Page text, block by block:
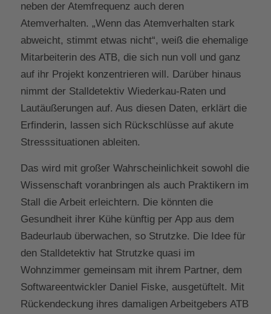
neben der Atemfrequenz auch deren
Atemverhalten. „Wenn das Atemverhalten stark
abweicht, stimmt etwas nicht“, weiß die ehemalige
Mitarbeiterin des ATB, die sich nun voll und ganz
auf ihr Projekt konzentrieren will. Darüber hinaus
nimmt der Stalldetektiv Wiederkau-Raten und
Lautäußerungen auf. Aus diesen Daten, erklärt die
Erfinderin, lassen sich Rückschlüsse auf akute
Stresssituationen ableiten.
Das wird mit großer Wahrscheinlichkeit sowohl die
Wissenschaft voranbringen als auch Praktikern im
Stall die Arbeit erleichtern. Die könnten die
Gesundheit ihrer Kühe künftig per App aus dem
Badeurlaub überwachen, so Strutzke. Die Idee für
den Stalldetektiv hat Strutzke quasi im
Wohnzimmer gemeinsam mit ihrem Partner, dem
Softwareentwickler Daniel Fiske, ausgetüftelt. Mit
Rückendeckung ihres damaligen Arbeitgebers ATB